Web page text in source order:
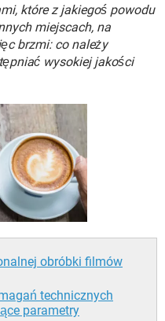
FACEBOOK
które z jakiegoś powodu
miejscach, na
brzmi: co należy
wysokiej jakości
obróbki filmów
technicznych
parametry